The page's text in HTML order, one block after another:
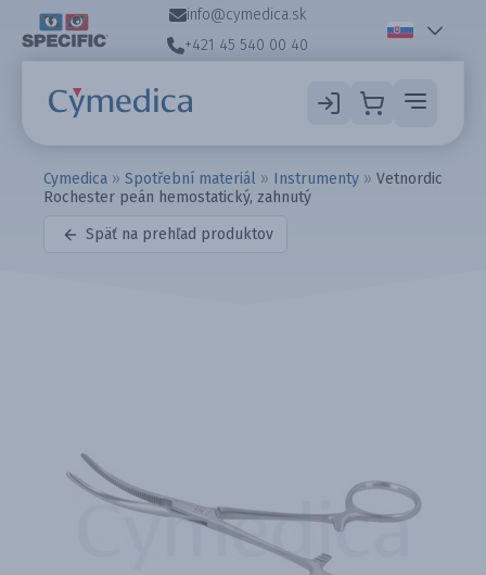
info@cymedica.sk
+421 45 540 00 40
Cymedica » Spotřební materiál » Instrumenty » Vetnordic
Rochester peán hemostatický, zahnutý
Späť na prehľad produktov